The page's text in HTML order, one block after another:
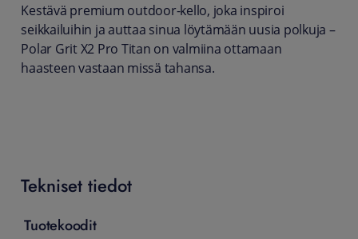
Kestävä premium outdoor-kello, joka inspiroi
seikkailuihin ja auttaa sinua löytämään uusia polkuja –
Polar Grit X2 Pro Titan on valmiina ottamaan
haasteen vastaan missä tahansa.
Tekniset tiedot
Tuotekoodit